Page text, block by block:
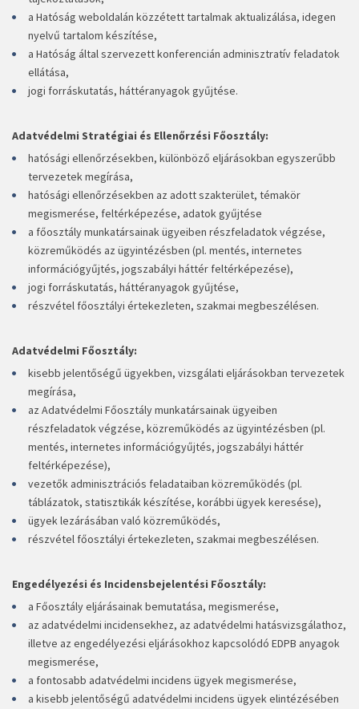
a Hatóság weboldalán közzétett tartalmak aktualizálása, idegen
nyelvű tartalom készítése,
a Hatóság által szervezett konferencián adminisztratív feladatok
ellátása,
jogi forráskutatás, háttéranyagok gyűjtése.
Adatvédelmi Stratégiai és Ellenőrzési Főosztály:
hatósági ellenőrzésekben, különböző eljárásokban egyszerűbb
tervezetek megírása,
hatósági ellenőrzésekben az adott szakterület, témakör
megismerése, feltérképezése, adatok gyűjtése
a főosztály munkatársainak ügyeiben részfeladatok végzése,
közreműködés az ügyintézésben (pl. mentés, internetes
információgyűjtés, jogszabályi háttér feltérképezése),
jogi forráskutatás, háttéranyagok gyűjtése,
részvétel főosztályi értekezleten, szakmai megbeszélésen.
Adatvédelmi Főosztály:
kisebb jelentőségű ügyekben, vizsgálati eljárásokban tervezetek
megírása,
az Adatvédelmi Főosztály munkatársainak ügyeiben
részfeladatok végzése, közreműködés az ügyintézésben (pl.
mentés, internetes információgyűjtés, jogszabályi háttér
feltérképezése),
vezetők adminisztrációs feladataiban közreműködés (pl.
táblázatok, statisztikák készítése, korábbi ügyek keresése),
ügyek lezárásában való közreműködés,
részvétel főosztályi értekezleten, szakmai megbeszélésen.
Engedélyezési és Incidensbejelentési Főosztály:
a Főosztály eljárásainak bemutatása, megismerése,
az adatvédelmi incidensekhez, az adatvédelmi hatásvizsgálathoz,
illetve az engedélyezési eljárásokhoz kapcsolódó EDPB anyagok
megismerése,
a fontosabb adatvédelmi incidens ügyek megismerése,
a kisebb jelentőségű adatvédelmi incidens ügyek elintézésében